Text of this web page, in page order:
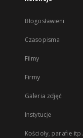
Błogosławieni
Czasopisma
Filmy
Firmy
Galeria zdjęć
Instytucje
Kościoły, parafie itp.